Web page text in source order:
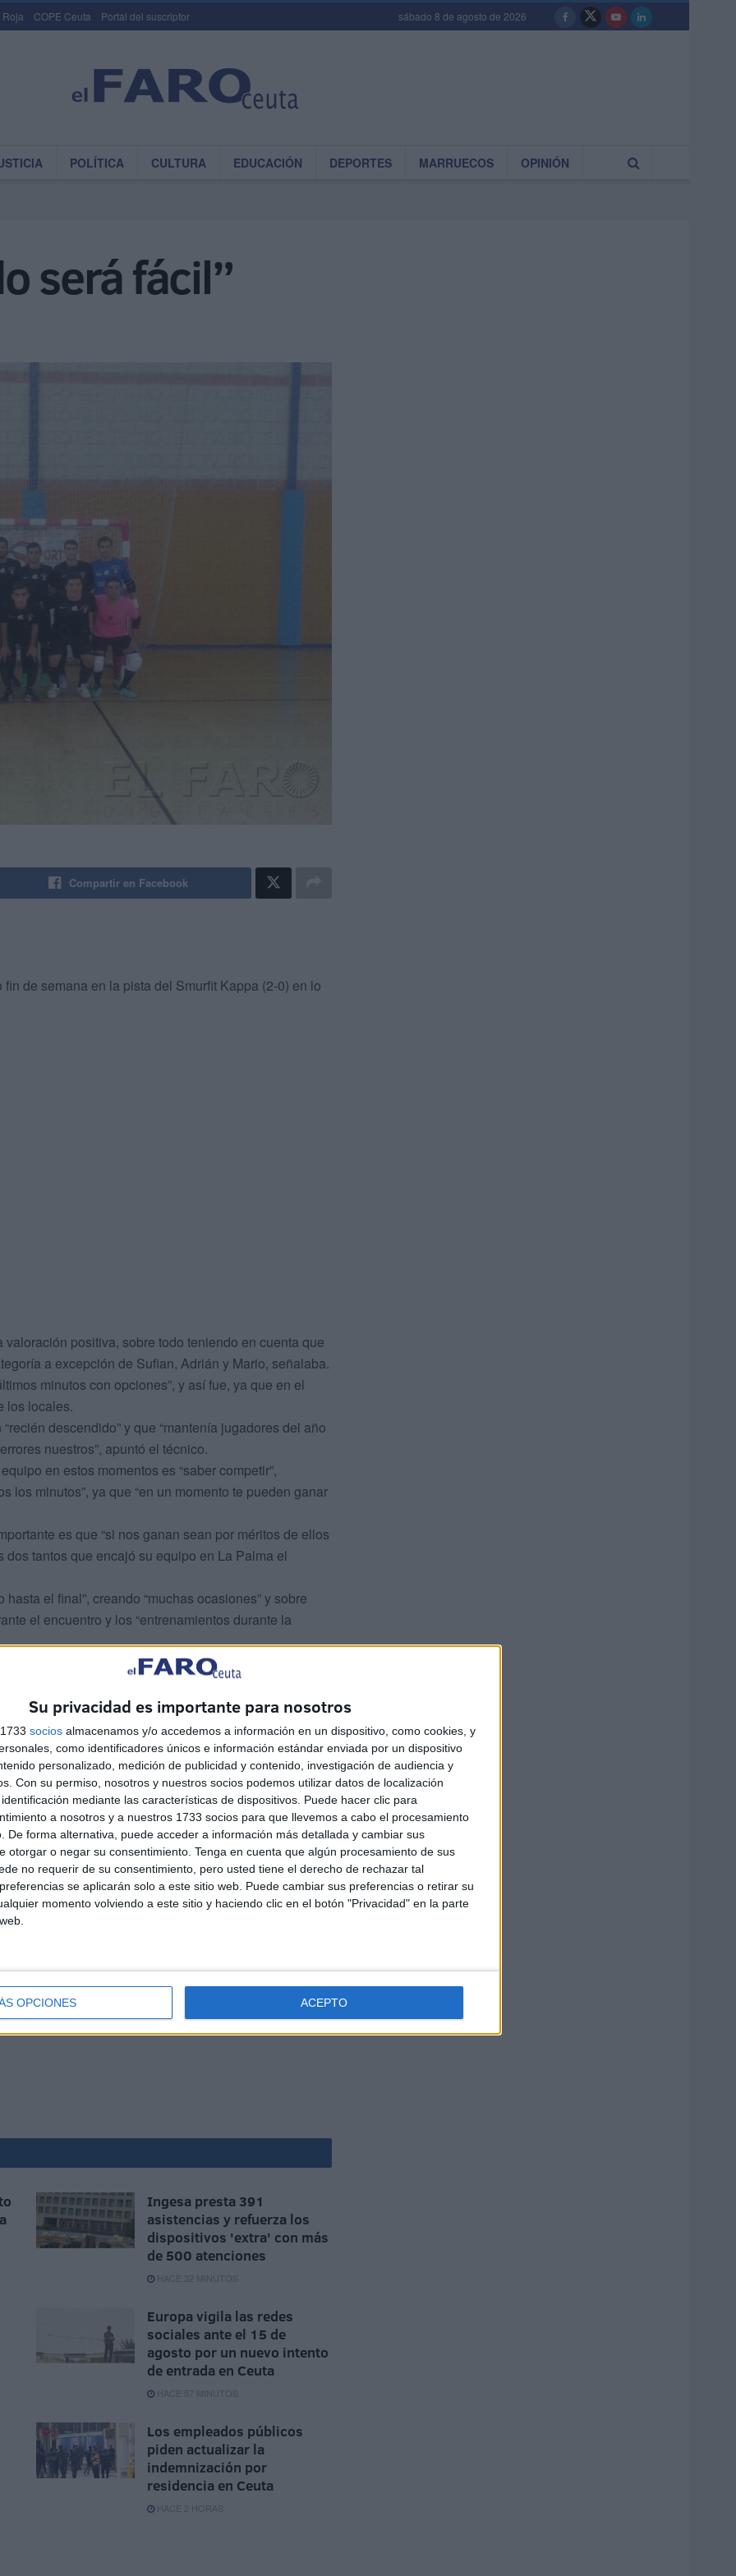
Su privacidad es importante para nosotros
socios almacenamos y/o accedemos a información en un dispositivo, como cookies, y
como identificadores únicos e información estándar enviada por un dispositivo
personalizado, medición de publicidad y contenido, investigación de audiencia y
Con su permiso, nosotros y nuestros socios podemos utilizar datos de localización
mediante las características de dispositivos. Puede hacer clic para
a nosotros y a nuestros 1733 socios para que llevemos a cabo el procesamiento
De forma alternativa, puede acceder a información más detallada y cambiar sus
otorgar o negar su consentimiento. Tenga en cuenta que algún procesamiento de sus
no requerir de su consentimiento, pero usted tiene el derecho de rechazar tal
se aplicarán solo a este sitio web. Puede cambiar sus preferencias o retirar su
momento volviendo a este sitio y haciendo clic en el botón "Privacidad" en la parte
OPCIONES ACEPTO
Roja COPE Ceuta Portal del suscriptor sábado 8 de agosto de 2026
POLÍTICA CULTURA EDUCACIÓN DEPORTES MARRUECOS OPINIÓN
será fácil”
Compartir en Facebook
de semana en la pista del Smurfit Kappa (2-0) en lo
positiva, sobre todo teniendo en cuenta que
a excepción de Sufian, Adrián y Mario, señalaba.
minutos con opciones”, y así fue, ya que en el
los locales.
descendido” y que “mantenía jugadores del año
nuestros”, apuntó el técnico.
en estos momentos es “saber competir”,
los minutos”, ya que “en un momento te pueden ganar
es que “si nos ganan sean por méritos de ellos
tantos que encajó su equipo en La Palma el
el final”, creando “muchas ocasiones” y sobre
el encuentro y los “entrenamientos durante la
La Puebla de los Infantes, equipo sevillano que
FS por 5-8.
recuperar sensaciones en el partido que se jugará el
que “esta temporada no nos vamos a encontrar
casa y ante la afición hay más posibilidades”. Del
referencia”.
cara a la cita contra el equipo sevillano, el técnico del
cerrada”, en definitiva “trabajar y continuar
formación” y que por lo tanto no hay que “centrarse
cosas muy claras y actuar siempre de la misma
casa este domingo, en donde la entrada será gratuita,
de local con los encuentros que disputa el Ceutí
Ingesa presta 391
asistencias y refuerza los
dispositivos 'extra' con más
de 500 atenciones
HACE 32 MINUTOS
Europa vigila las redes
sociales ante el 15 de
agosto por un nuevo intento
de entrada en Ceuta
HACE 57 MINUTOS
Los empleados públicos
piden actualizar la
indemnización por
residencia en Ceuta
HACE 2 HORAS